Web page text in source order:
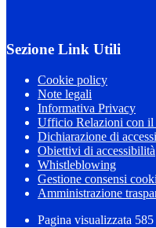
Sezione Link Utili
Cookie policy
Note legali
Informativa Privacy
Ufficio Relazioni con il
Dichiarazione di
Obiettivi di accessibilità
Whistleblowing
Gestione consensi
Amministrazione
Pagina visualizzata 585